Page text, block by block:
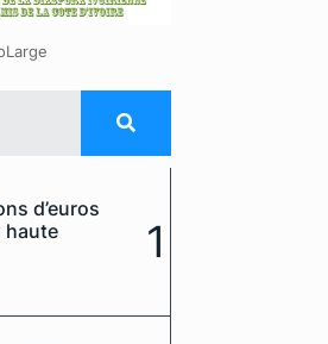
d’euros
haute
1